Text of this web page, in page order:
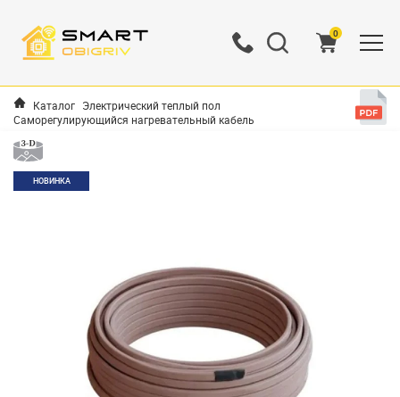
0
Каталог Электрический теплый пол
Саморегулирующийся нагревательный кабель
НОВИНКА